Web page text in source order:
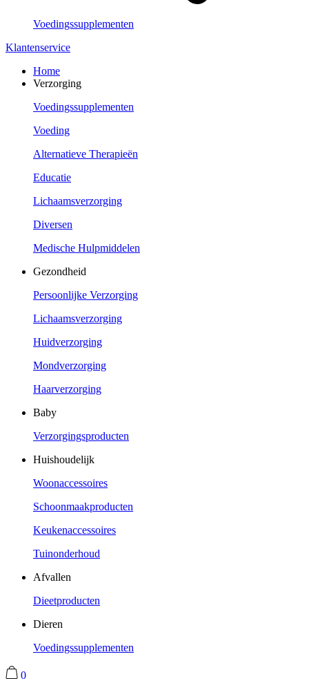
Voedingssupplementen
Klantenservice
Home
Verzorging
Voedingssupplementen
Voeding
Alternatieve Therapieën
Educatie
Lichaamsverzorging
Diversen
Medische Hulpmiddelen
Gezondheid
Persoonlijke Verzorging
Lichaamsverzorging
Huidverzorging
Mondverzorging
Haarverzorging
Baby
Verzorgingsproducten
Huishoudelijk
Woonaccessoires
Schoonmaakproducten
Keukenaccessoires
Tuinonderhoud
Afvallen
Dieetproducten
Dieren
Voedingssupplementen
0